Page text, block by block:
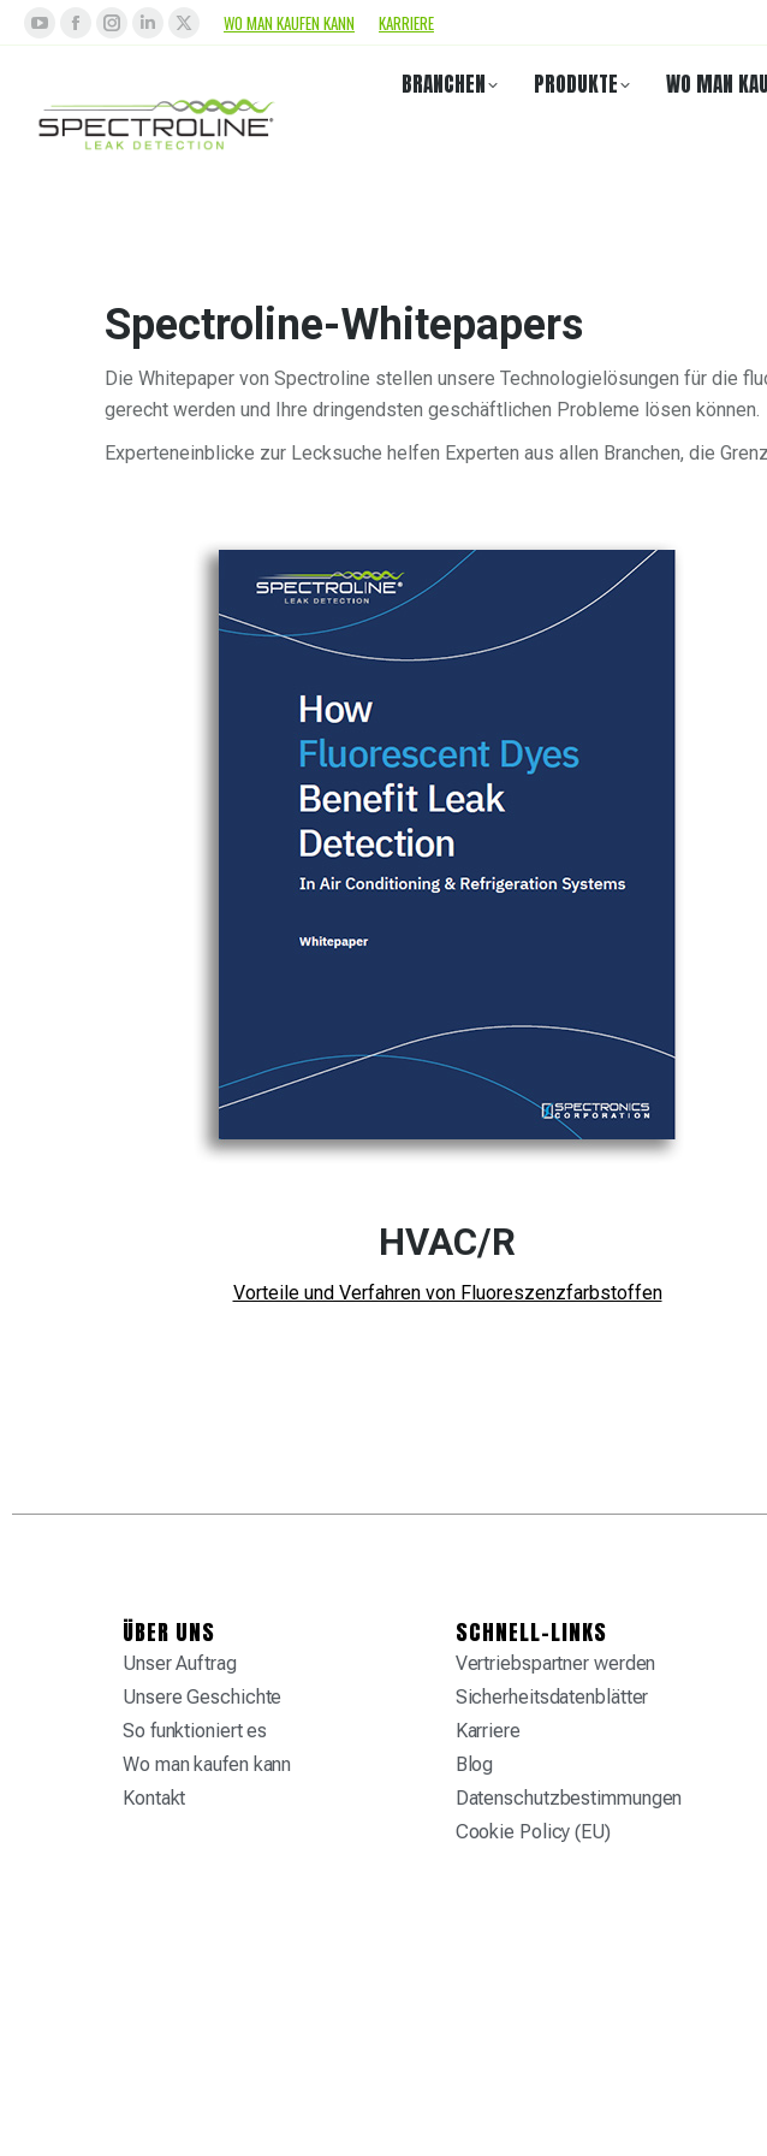
WO MAN KAUFEN KANN KARRIERE
BRANCHEN PRODUKTE WO MAN
Spectroline-Whitepapers
Die Whitepaper von Spectroline stellen unsere Technologielösungen für die
gerecht werden und Ihre dringendsten geschäftlichen Probleme lösen können.
Experteneinblicke zur Lecksuche helfen Experten aus allen Branchen, die
HVAC/R
Vorteile und Verfahren von Fluoreszenzfarbstoffen
ÜBER UNS
Unser Auftrag
Unsere Geschichte
So funktioniert es
Wo man kaufen kann
Kontakt
SCHNELL-LINKS
Vertriebspartner werden
Sicherheitsdatenblätter
Karriere
Blog
Datenschutzbestimmungen
Cookie Policy (EU)